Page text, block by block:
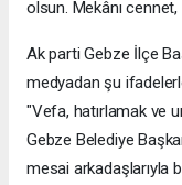
olsun. Mekânı
Ak parti Gebze İlçe
medyadan şu
"Vefa, hatırlamak ve
Gebze Belediye
mesai arkadaşlarıyla